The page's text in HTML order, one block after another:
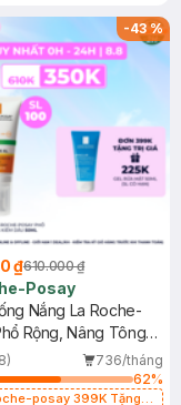
-43%
₫610.000 ₫
Posay
Nắng La Roche-
Rộng, Nâng Tông
50ml
736/tháng
62%
posay 399K Tặng